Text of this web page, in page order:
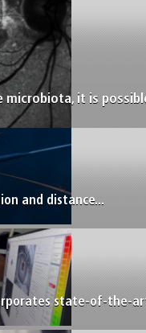
microbiota, it is
and distance...
state-of-the-